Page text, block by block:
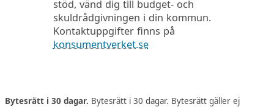
stöd, vänd dig till budget- och
skuldrådgivningen i din kommun.
Kontaktuppgifter finns på
konsumentverket.se
Bytesrätt i 30 dagar. Bytesrätt i 30 dagar. Bytesrätt gäller ej